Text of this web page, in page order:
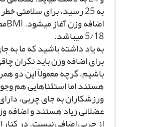
به 25 رسید، براى سلامتى
5/18 مى‏باشد.
به یاد داشته باشید که ما به
براى اضافه وزن باید نگران
باشیم، گرچه معمولاً این دو
هستند اما استثناهایى هم
ورزشکاران به جاى چربى،
عضلانى زیاد هستند و اضافه